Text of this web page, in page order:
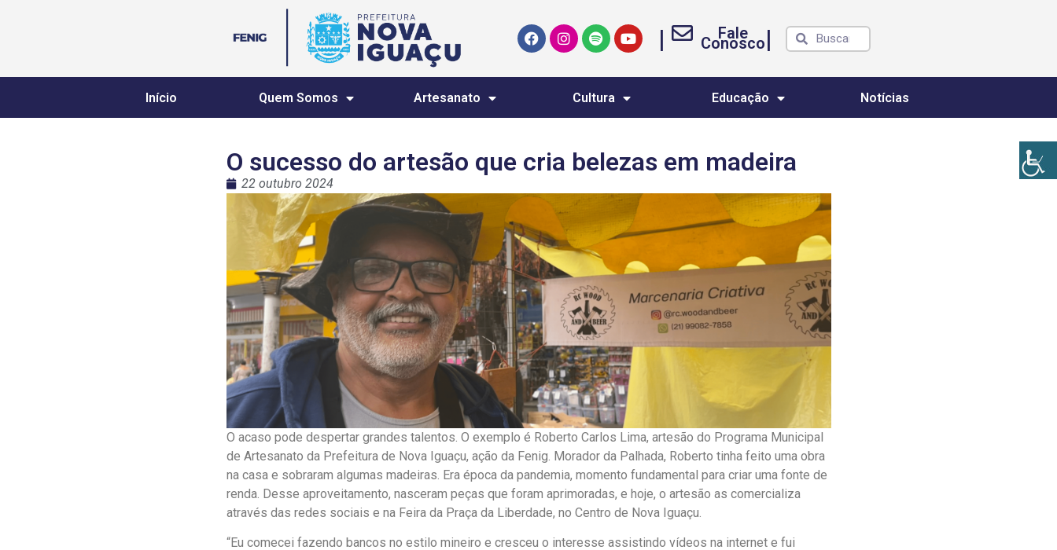
| Fale
Conosco|
Início Quem Somos Artesanato Cultura Educação Notícias
O sucesso do artesão que cria belezas em madeira
22 outubro 2024
O acaso pode despertar grandes talentos. O exemplo é Roberto Carlos Lima, artesão do Programa Municipal
de Artesanato da Prefeitura de Nova Iguaçu, ação da Fenig. Morador da Palhada, Roberto tinha feito uma obra
na casa e sobraram algumas madeiras. Era época da pandemia, momento fundamental para criar uma fonte de
renda. Desse aproveitamento, nasceram peças que foram aprimoradas, e hoje, o artesão as comercializa
através das redes sociais e na Feira da Praça da Liberdade, no Centro de Nova Iguaçu.
“Eu comecei fazendo bancos no estilo mineiro e cresceu o interesse assistindo vídeos na internet e fui